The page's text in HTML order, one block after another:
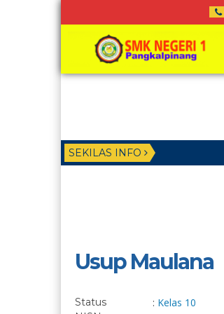
SEKILAS INFO
Usup Maulana
Status : Kelas 10